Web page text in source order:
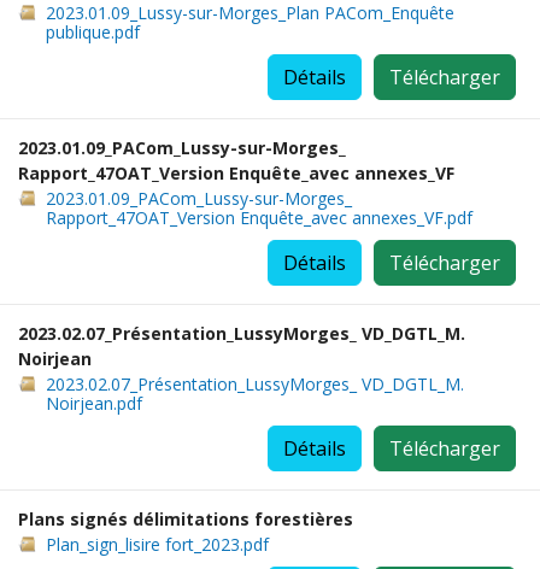
2023.01.09_Lussy-sur-Morges_Plan PACom_Enquête
publique.pdf
Télécharger
Détails
2023.01.09_PACom_Lussy-sur-Morges_
Rapport_47OAT_Version Enquête_avec annexes_VF
2023.01.09_PACom_Lussy-sur-Morges_
Rapport_47OAT_Version Enquête_avec annexes_VF.pdf
Télécharger
Détails
2023.02.07_Présentation_LussyMorges_ VD_DGTL_M.
Noirjean
2023.02.07_Présentation_LussyMorges_ VD_DGTL_M.
Noirjean.pdf
Télécharger
Détails
Plans signés délimitations forestières
Plan_sign_lisire fort_2023.pdf